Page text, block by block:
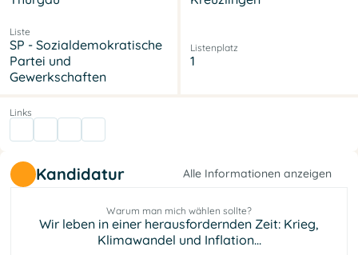
Liste
SP - Sozialdemokratische
Partei und
Gewerkschaften
Listenplatz
1
Links
Kandidatur Alle Informationen anzeigen
Warum man mich wählen sollte?
Wir leben in einer herausfordernden Zeit: Krieg,
Klimawandel und Inflation...